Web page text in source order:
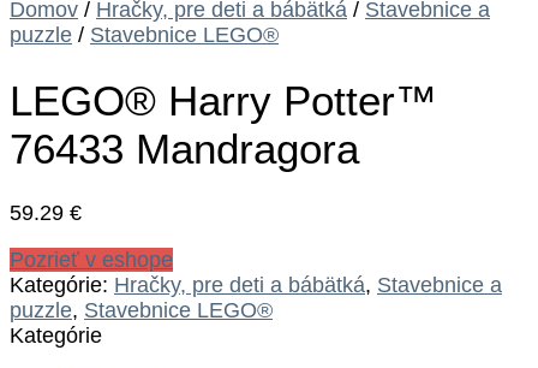
Domov / Hračky, pre deti a bábätká / Stavebnice a
puzzle / Stavebnice LEGO®
LEGO® Harry Potter™
76433 Mandragora
59.29 €
Pozrieť v eshope
Kategórie: Hračky, pre deti a bábätká, Stavebnice a
puzzle, Stavebnice LEGO®
Kategórie